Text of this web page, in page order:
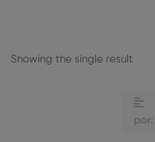
Showing the single result
por: